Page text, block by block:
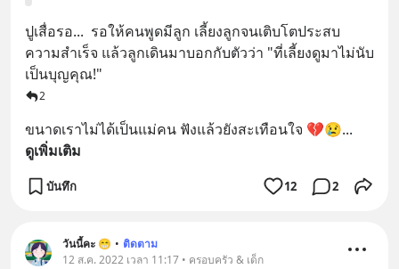
ปูเสื่อรอ...  รอให้คนพูดมีลูก เลี้ยงลูกจนเติบโตประสบ
ความสำเร็จ แล้วลูกเดินมาบอกกับตัวว่า "ที่เลี้ยงดูมาไม่นับ
เป็นบุญคุณ!"
2
ขนาดเราไม่ได้เป็นแม่คน ฟังแล้วยังสะเทือนใจ 💔😢...
ดูเพิ่มเติม
บันทึก 12 2
วันนี้คะ 😁 • ติดตาม
12 ส.ค. 2022 เวลา 11:17 • ครอบครัว & เด็ก